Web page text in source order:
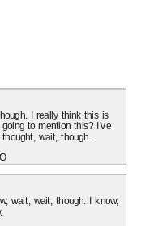
I really think this is
to mention this? I've
wait, though.
wait, wait, though. I know,